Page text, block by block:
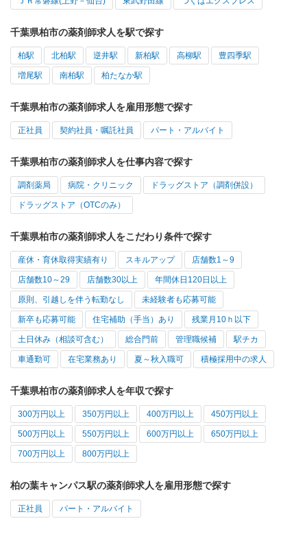
千葉県柏市の薬剤師求人を駅で探す
柏駅 北柏駅 逆井駅 新柏駅 高柳駅 豊四季駅
増尾駅 南柏駅 柏たなか駅
千葉県柏市の薬剤師求人を雇用形態で探す
正社員 契約社員・嘱託社員 パート・アルバイト
千葉県柏市の薬剤師求人を仕事内容で探す
調剤薬局 病院・クリニック ドラッグストア（調剤併設）
ドラッグストア（OTCのみ）
千葉県柏市の薬剤師求人をこだわり条件で探す
産休・育休取得実績有り スキルアップ 店舗数1～9
店舗数10～29 店舗数30以上 年間休日120日以上
原則、引越しを伴う転勤なし 未経験者も応募可能
新卒も応募可能 住宅補助（手当）あり 残業月10ｈ以下
土日休み（相談可含む） 総合門前 管理職候補 駅チカ
車通勤可 在宅業務あり 夏～秋入職可 積極採用中の求人
千葉県柏市の薬剤師求人を年収で探す
300万円以上 350万円以上 400万円以上 450万円以上
500万円以上 550万円以上 600万円以上 650万円以上
700万円以上 800万円以上
柏の葉キャンパス駅の薬剤師求人を雇用形態で探す
正社員 パート・アルバイト